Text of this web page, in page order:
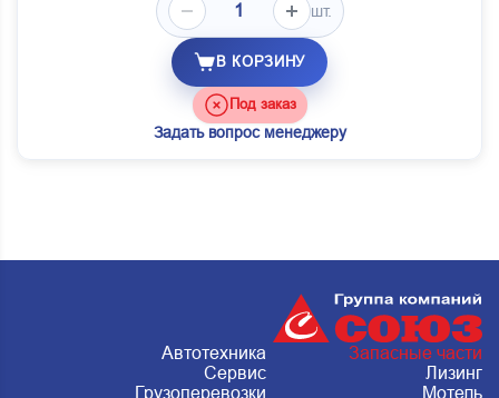
шт.
В КОРЗИНУ
Под заказ
Задать вопрос менеджеру
Автотехника
Запасные части
Сервис
Лизинг
Грузоперевозки
Мотель